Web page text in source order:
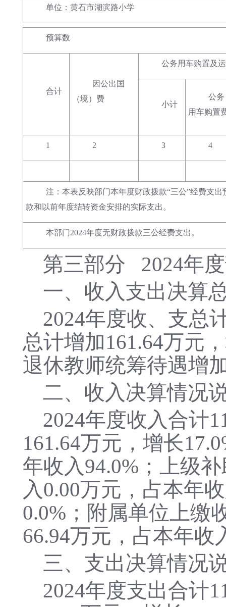
单位：黄石市湖滨路小学
预算数
合计
因公出国
（境）费
公务用车购置及
小计
公务
用车购置
1 2 3 4
注：本表反映部门本年度财政拨款“三公”经费支
款和以前年度结转资金安排的实际支出。
本部门2024年度无财政拨款三公经费支出。
第三部分
2024年
一、收入支出决算
2024年度收、支总
总计增加161.64万元
退休教师统筹待遇增
二、收入决算情况
2024年度收入合计
161.64万元，增长
年收入94.0%；上级
入0.00万元，占本年
0.0%；附属单位上缴
66.94万元，占本年收
三、支出决算情况
2024年度支出合计